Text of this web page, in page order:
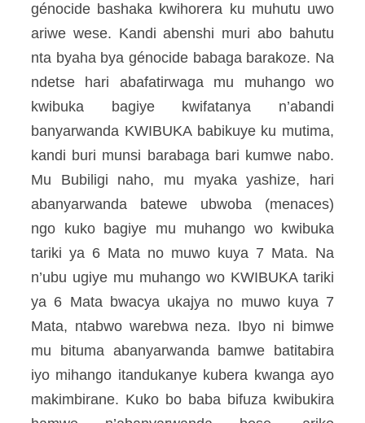
génocide bashaka kwihorera ku muhutu uwo
ariwe wese. Kandi abenshi muri abo bahutu
nta byaha bya génocide babaga barakoze. Na
ndetse hari abafatirwaga mu muhango wo
kwibuka bagiye kwifatanya n’abandi
banyarwanda KWIBUKA babikuye ku mutima,
kandi buri munsi barabaga bari kumwe nabo.
Mu Bubiligi naho, mu myaka yashize, hari
abanyarwanda batewe ubwoba (menaces)
ngo kuko bagiye mu muhango wo kwibuka
tariki ya 6 Mata no muwo kuya 7 Mata. Na
n’ubu ugiye mu muhango wo KWIBUKA tariki
ya 6 Mata bwacya ukajya no muwo kuya 7
Mata, ntabwo warebwa neza. Ibyo ni bimwe
mu bituma abanyarwanda bamwe batitabira
iyo mihango itandukanye kubera kwanga ayo
makimbirane. Kuko bo baba bifuza kwibukira